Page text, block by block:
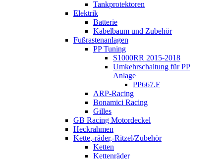
Tankprotektoren
Elektrik
Batterie
Kabelbaum und Zubehör
Fußrastenanlagen
PP Tuning
S1000RR 2015-2018
Umkehrschaltung für PP
Anlage
PP667.F
ARP-Racing
Bonamici Racing
Gilles
GB Racing Motordeckel
Heckrahmen
Kette,-räder,-Ritzel/Zubehör
Ketten
Kettenräder